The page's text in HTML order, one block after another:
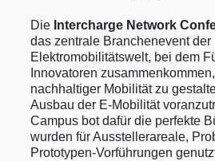
Die Intercharge Network
das zentrale Branchenevent der
Elektromobilitätswelt, bei dem
Innovatoren
nachhaltiger Mobilität zu
Ausbau der E-Mobilität
Campus bot dafür die perfekte
wurden für Ausstellerareale,
Prototypen-Vorführungen